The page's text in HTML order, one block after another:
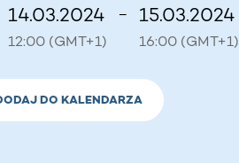
14.03.2024
12:00 (GMT+1)
– 15.03.2024
16:00 (GMT+1)
DO KALENDARZA